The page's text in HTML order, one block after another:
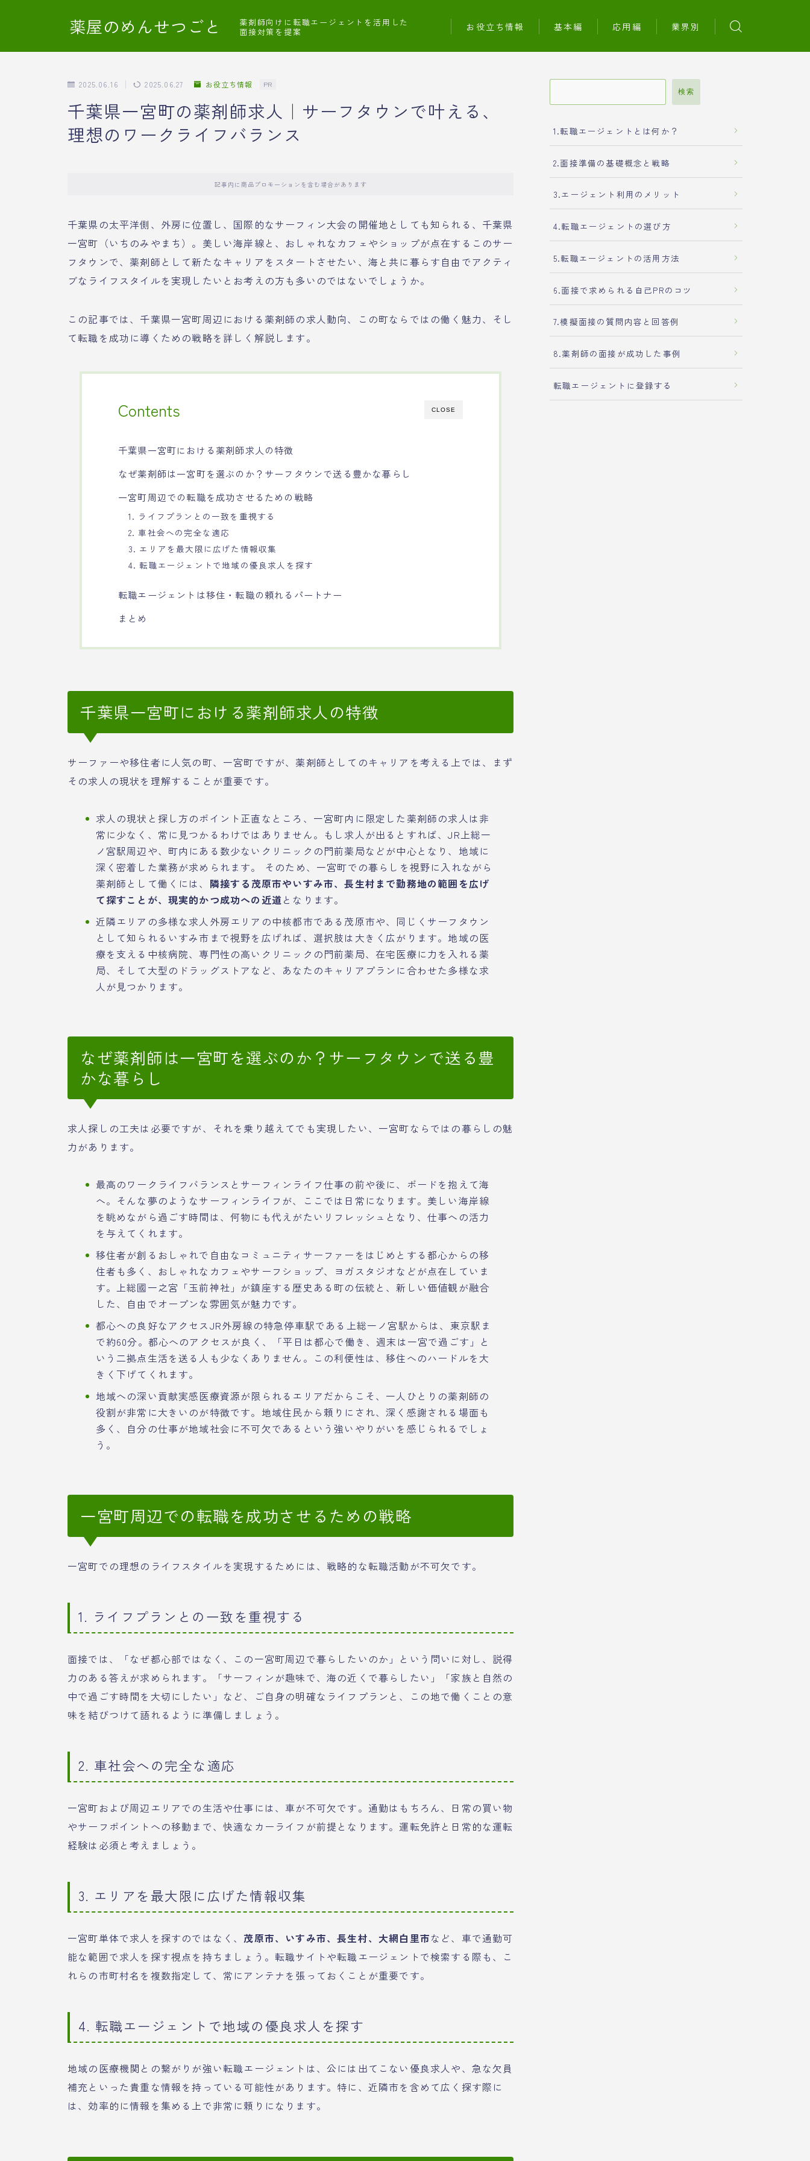
薬屋のめんせつごと
薬剤師向けに転職エージェントを活用した
面接対策を提案
お役立ち情報 基本編 応用編 業界別
2025.06.16 2025.06.27 お役立ち情報 PR
千葉県一宮町の薬剤師求人｜サーフタウンで叶える、
理想のワークライフバランス
記事内に商品プロモーションを含む場合があります
千葉県の太平洋側、外房に位置し、国際的なサーフィン大会の開催地としても知られる、千葉県
一宮町（いちのみやまち）。美しい海岸線と、おしゃれなカフェやショップが点在するこのサー
フタウンで、薬剤師として新たなキャリアをスタートさせたい、海と共に暮らす自由でアクティ
ブなライフスタイルを実現したいとお考えの方も多いのではないでしょうか。
この記事では、千葉県一宮町周辺における薬剤師の求人動向、この町ならではの働く魅力、そし
て転職を成功に導くための戦略を詳しく解説します。
CLOSE
Contents
千葉県一宮町における薬剤師求人の特徴
なぜ薬剤師は一宮町を選ぶのか？サーフタウンで送る豊かな暮らし
一宮町周辺での転職を成功させるための戦略
1. ライフプランとの一致を重視する
2. 車社会への完全な適応
3. エリアを最大限に広げた情報収集
4. 転職エージェントで地域の優良求人を探す
転職エージェントは移住・転職の頼れるパートナー
まとめ
千葉県一宮町における薬剤師求人の特徴
サーファーや移住者に人気の町、一宮町ですが、薬剤師としてのキャリアを考える上では、まず
その求人の現状を理解することが重要です。
求人の現状と探し方のポイント正直なところ、一宮町内に限定した薬剤師の求人は非
常に少なく、常に見つかるわけではありません。もし求人が出るとすれば、JR上総一
ノ宮駅周辺や、町内にある数少ないクリニックの門前薬局などが中心となり、地域に
深く密着した業務が求められます。 そのため、一宮町での暮らしを視野に入れながら
薬剤師として働くには、 隣接する茂原市やいすみ市、長生村まで勤務地の範囲を広げ
て探すことが、現実的かつ成功への近道となります。
近隣エリアの多様な求人外房エリアの中核都市である茂原市や、同じくサーフタウン
として知られるいすみ市まで視野を広げれば、選択肢は大きく広がります。地域の医
療を支える中核病院、専門性の高いクリニックの門前薬局、在宅医療に力を入れる薬
局、そして大型のドラッグストアなど、あなたのキャリアプランに合わせた多様な求
人が見つかります。
なぜ薬剤師は一宮町を選ぶのか？サーフタウンで送る豊
かな暮らし
求人探しの工夫は必要ですが、それを乗り越えてでも実現したい、一宮町ならではの暮らしの魅
力があります。
最高のワークライフバランスとサーフィンライフ仕事の前や後に、ボードを抱えて海
へ。そんな夢のようなサーフィンライフが、ここでは日常になります。美しい海岸線
を眺めながら過ごす時間は、何物にも代えがたいリフレッシュとなり、仕事への活力
を与えてくれます。
移住者が創るおしゃれで自由なコミュニティサーファーをはじめとする都心からの移
住者も多く、おしゃれなカフェやサーフショップ、ヨガスタジオなどが点在していま
す。上総國一之宮「玉前神社」が鎮座する歴史ある町の伝統と、新しい価値観が融合
した、自由でオープンな雰囲気が魅力です。
都心への良好なアクセスJR外房線の特急停車駅である上総一ノ宮駅からは、東京駅ま
で約60分。都心へのアクセスが良く、「平日は都心で働き、週末は一宮で過ごす」と
いう二拠点生活を送る人も少なくありません。この利便性は、移住へのハードルを大
きく下げてくれます。
地域への深い貢献実感医療資源が限られるエリアだからこそ、一人ひとりの薬剤師の
役割が非常に大きいのが特徴です。地域住民から頼りにされ、深く感謝される場面も
多く、自分の仕事が地域社会に不可欠であるという強いやりがいを感じられるでしょ
う。
一宮町周辺での転職を成功させるための戦略
一宮町での理想のライフスタイルを実現するためには、戦略的な転職活動が不可欠です。
1. ライフプランとの一致を重視する
面接では、「なぜ都心部ではなく、この一宮町周辺で暮らしたいのか」という問いに対し、説得
力のある答えが求められます。「サーフィンが趣味で、海の近くで暮らしたい」「家族と自然の
中で過ごす時間を大切にしたい」など、ご自身の明確なライフプランと、この地で働くことの意
味を結びつけて語れるように準備しましょう。
2. 車社会への完全な適応
一宮町および周辺エリアでの生活や仕事には、車が不可欠です。通勤はもちろん、日常の買い物
やサーフポイントへの移動まで、快適なカーライフが前提となります。運転免許と日常的な運転
経験は必須と考えましょう。
3. エリアを最大限に広げた情報収集
一宮町単体で求人を探すのではなく、 茂原市、いすみ市、長生村、大網白里市など、車で通勤可
能な範囲で求人を探す視点を持ちましょう。転職サイトや転職エージェントで検索する際も、こ
れらの市町村名を複数指定して、常にアンテナを張っておくことが重要です。
4. 転職エージェントで地域の優良求人を探す
地域の医療機関との繋がりが強い転職エージェントは、公には出てこない優良求人や、急な欠員
補充といった貴重な情報を持っている可能性があります。特に、近隣市を含めて広く探す際に
は、効率的に情報を集める上で非常に頼りになります。
検索
1.転職エージェントとは何か？
2.面接準備の基礎概念と戦略
3.エージェント利用のメリット
4.転職エージェントの選び方
5.転職エージェントの活用方法
6.面接で求められる自己PRのコツ
7.模擬面接の質問内容と回答例
8.薬剤師の面接が成功した事例
転職エージェントに登録する